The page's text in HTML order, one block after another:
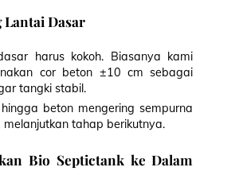
Lantai Dasar
harus kokoh. Biasanya kami
cor beton ±10 cm sebagai
tangki stabil.
beton mengering sempurna
melanjutkan tahap berikutnya.
Bio Septictank ke Dalam